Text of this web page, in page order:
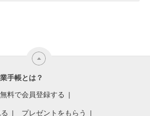
手帳とは？
無料で会員登録する
プレゼントをもらう